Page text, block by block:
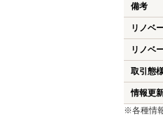
備考
リノベ
リノベ
取引態
情報更
※各種情